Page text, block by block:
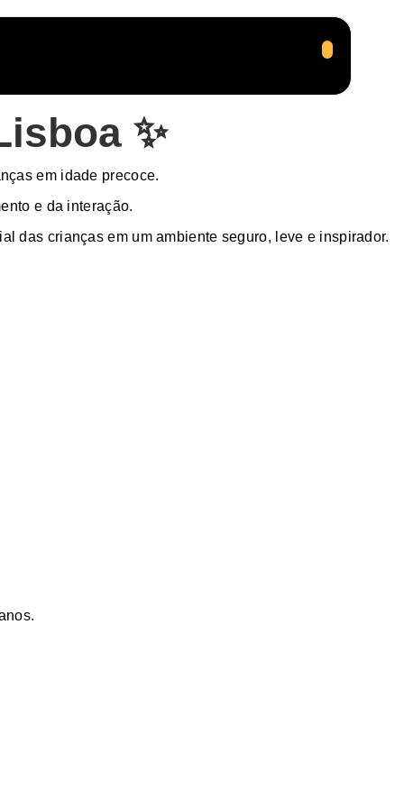
✨
em idade precoce.
e da interação.
das crianças em um ambiente seguro, leve e inspirador.